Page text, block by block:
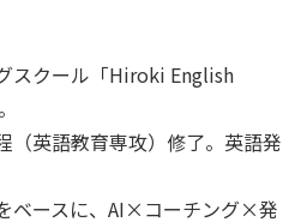
スクール「Hiroki English
（英語教育専攻）修了。英語発
ベースに、AI×コーチング×発